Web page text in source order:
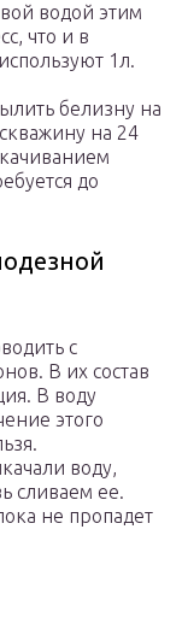
водой этим
что и в
1л.
белизну на
на 24
до
с
В их состав
В воду
этого
воду,
сливаем ее.
не пропадет